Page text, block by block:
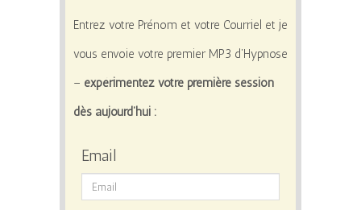
Entrez votre Prénom et votre Courriel et je
vous envoie votre premier MP3 d’Hypnose
– expérimentez votre première session
dès aujourd’hui :
Email